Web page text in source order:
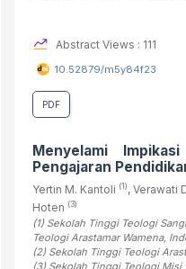
Abstract Views : 111
10.52879/m5y84f23
PDF
Menyelami
Pengajaran
Yertin M. Kantoli (1), Verawati
Hoten (3)
(1) Sekolah Tinggi Teologi
Teologi Arastamar Wamena,
(2) Sekolah Tinggi Teologi
(3) Sekolah Tinggi Teologi Misi